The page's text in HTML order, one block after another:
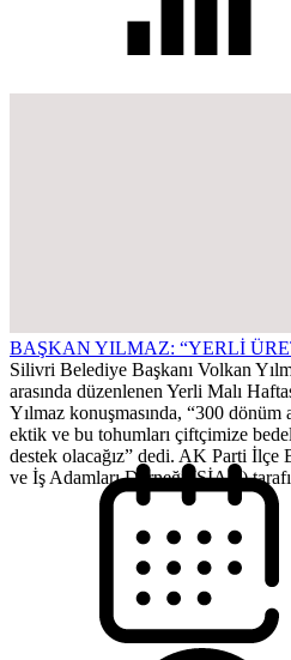
BAŞKAN YILMAZ: “YERLİ
Silivri Belediye Başkanı Volkan
arasında düzenlenen Yerli Malı
Yılmaz konuşmasında, “300
ektik ve bu tohumları çiftçimize
destek olacağız” dedi. AK Parti İlçe
ve İş Adamları Derneği (SİAD)